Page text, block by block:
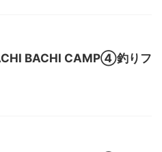
BACHI CAMP④釣りフ